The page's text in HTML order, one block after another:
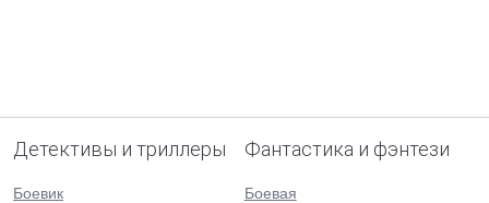
Детективы и триллеры
Боевик
Фантастика и фэнтези
Боевая